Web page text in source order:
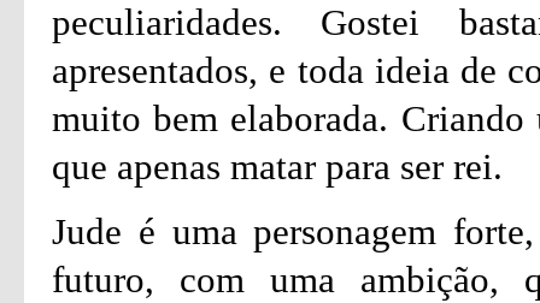
peculiaridades. Gostei
apresentados, e toda ideia de
muito bem elaborada.
que apenas matar para ser rei.
Jude é uma personagem
futuro, com uma ambição,